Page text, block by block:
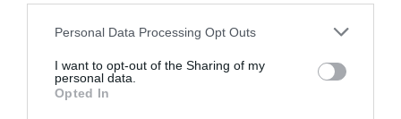
Personal Data Processing Opt Outs
I want to opt-out of the Sharing of my
personal data.
Opted In
Mantente informado con las últimas noticias de actualidad.